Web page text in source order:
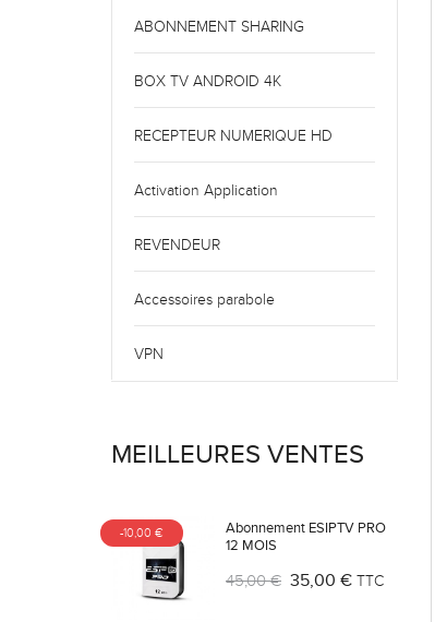
ABONNEMENT SHARING
BOX TV ANDROID 4K
RECEPTEUR NUMERIQUE HD
Activation Application
REVENDEUR
Accessoires parabole
VPN
MEILLEURES VENTES
-10,00 €
Abonnement ESIPTV PRO
12 MOIS
45,00 € 35,00 € TTC